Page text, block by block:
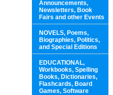
Announcements,
Newsletters, Book
Fairs and other Events
NOVELS, Poems,
Biographies, Politics,
and Special Editions
EDUCATIONAL,
Workbooks, Spelling
Books, Dictionaries,
Flashcards, Board
Games, Software